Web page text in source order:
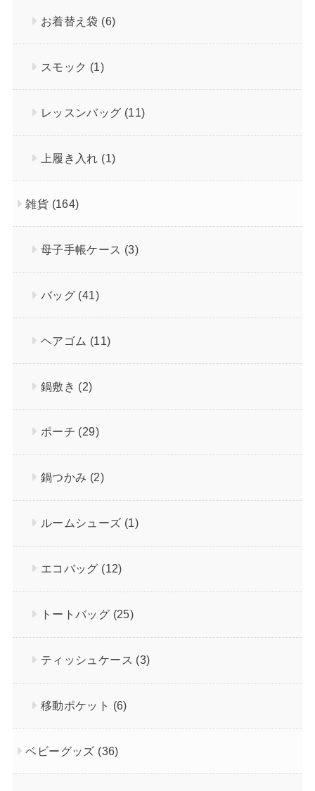
お着替え袋 (6)
スモック (1)
レッスンバッグ (11)
上履き入れ (1)
雑貨 (164)
母子手帳ケース (3)
バッグ (41)
ヘアゴム (11)
鍋敷き (2)
ポーチ (29)
鍋つかみ (2)
ルームシューズ (1)
エコバッグ (12)
トートバッグ (25)
ティッシュケース (3)
移動ポケット (6)
ベビーグッズ (36)